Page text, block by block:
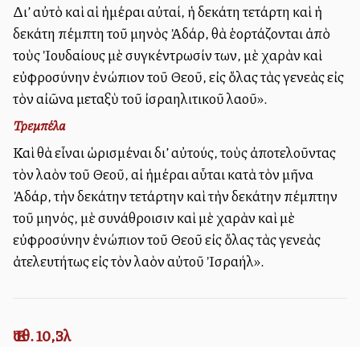
Δι’ αὐτὸ καὶ αἱ ἡμέραι αὐταί, ἡ δεκάτη τετάρτη καὶ ἡ
δεκάτη πέμπτη τοῦ μηνὸς Ἀδάρ, θὰ ἑορτάζονται ἀπὸ
τοὺς Ἰουδαίους μὲ συγκέντρωσίν των, μὲ χαρὰν καὶ
εὐφροσύνην ἐνώπιον τοῦ Θεοῦ, εἰς ὅλας τὰς γενεὰς εἰς
τὸν αἰῶνα μεταξὺ τοῦ ἰσραηλιτικοῦ λαοῦ».
Τρεμπέλα
Καὶ θὰ εἶναι ὡρισμέναι δι’ αὐτούς, τοὺς ἀποτελοῦντας
τὸν λαὸν τοῦ Θεοῦ, αἱ ἡμέραι αὗται κατὰ τὸν μῆνα
Ἀδάρ, τὴν δεκάτην τετάρτην καὶ τὴν δεκάτην πέμπτην
τοῦ μηνός, μὲ συνάθροισιν καὶ μὲ χαρὰν καὶ μὲ
εὐφροσύνην ἐνώπιον τοῦ Θεοῦ εἰς ὅλας τὰς γενεὰς
ἀτελευτήτως εἰς τὸν λαὸν αὐτοῦ Ἰσραήλ».
Ἐσθ. 10,3λ